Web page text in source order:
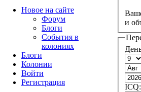
и
ICQ:
Новое на сайте
Форум
Блоги
События в
колониях
Блоги
Колонии
Войти
Peгиcтpaция